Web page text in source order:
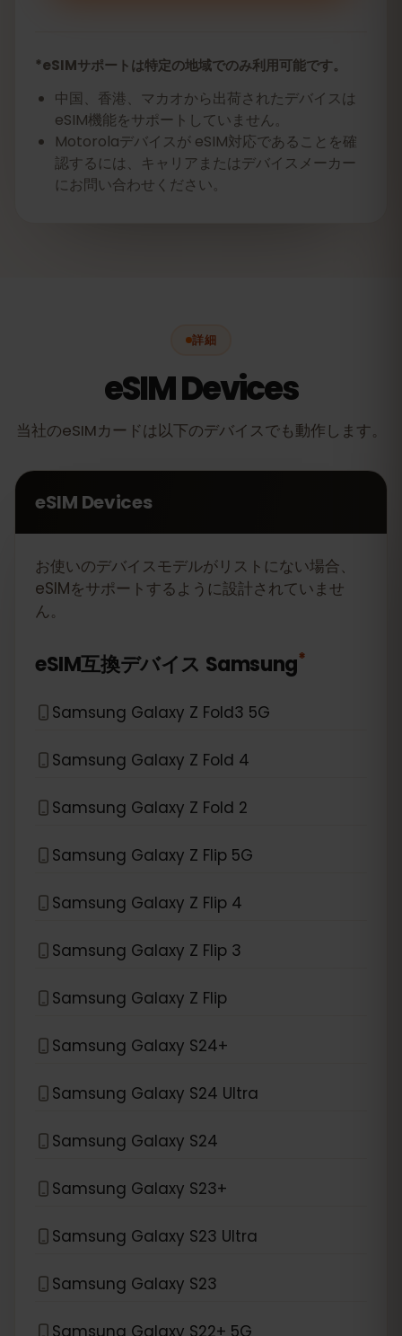
*eSIMサポートは特定の地域でのみ利用可能です。
中国、香港、マカオから出荷されたデバイスは
eSIM機能をサポートしていません。
Motorolaデバイスが eSIM対応であることを確
認するには、キャリアまたはデバイスメーカー
にお問い合わせください。
詳細
eSIM Devices
当社のeSIMカードは以下のデバイスでも動作します。
eSIM Devices
お使いのデバイスモデルがリストにない場合、
eSIMをサポートするように設計されていませ
ん。
eSIM互換デバイス Samsung*
Samsung Galaxy Z Fold3 5G
Samsung Galaxy Z Fold 4
Samsung Galaxy Z Fold 2
Samsung Galaxy Z Flip 5G
Samsung Galaxy Z Flip 4
Samsung Galaxy Z Flip 3
Samsung Galaxy Z Flip
Samsung Galaxy S24+
Samsung Galaxy S24 Ultra
Samsung Galaxy S24
Samsung Galaxy S23+
Samsung Galaxy S23 Ultra
Samsung Galaxy S23
Samsung Galaxy S22+ 5G